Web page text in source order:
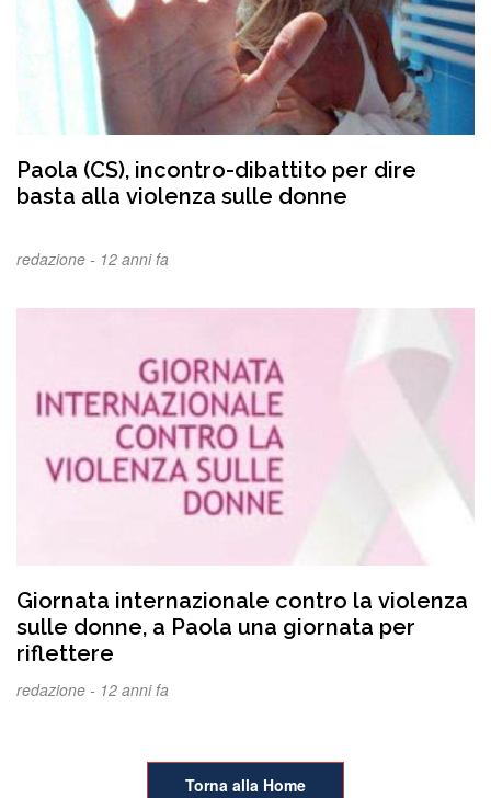
Paola (CS), incontro-dibattito per dire
basta alla violenza sulle donne
redazione - 12 anni fa
Giornata internazionale contro la violenza
sulle donne, a Paola una giornata per
riflettere
redazione - 12 anni fa
Torna alla Home